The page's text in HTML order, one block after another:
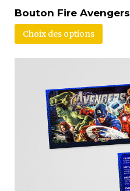
Bouton Fire Avengers
Choix des options